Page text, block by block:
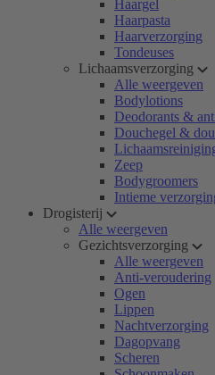
Haargel
Haarpasta
Haarverzorging
Tondeuses
Lichaamsverzorging
Alle weergeven
Bodylotions
Deodorants &
Douchegel &
Zeep
Bodygroomers
Intieme
Drogisterij
Alle weergeven
Gezichtsverzorging
Alle weergeven
Anti-veroudering
Ogen
Lippen
Nachtverzorging
Dagopvang
Scheren